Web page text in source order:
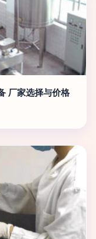
厂家选择与价格